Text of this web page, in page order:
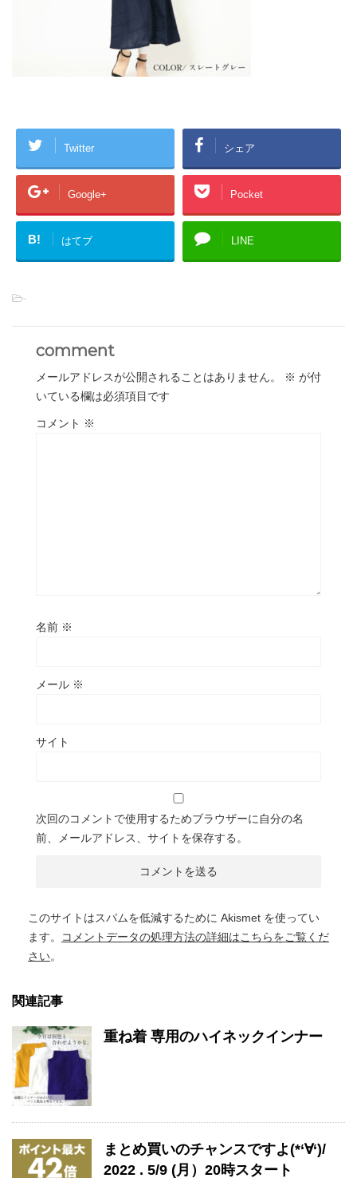
Twitter シェア
Google+ Pocket
B! はてブ LINE
-
comment
メールアドレスが公開されることはありません。 ※ が付
いている欄は必須項目です
コメント ※
名前 ※
メール ※
サイト
次回のコメントで使用するためブラウザーに自分の名
前、メールアドレス、サイトを保存する。
このサイトはスパムを低減するために Akismet を使ってい
ます。
コメントデータの処理方法の詳細はこちらをご覧くだ
さい。
関連記事
重ね着 専用のハイネックインナー
まとめ買いのチャンスですよ(*‘∀‘)/
2022 . 5/9 (月）20時スタート